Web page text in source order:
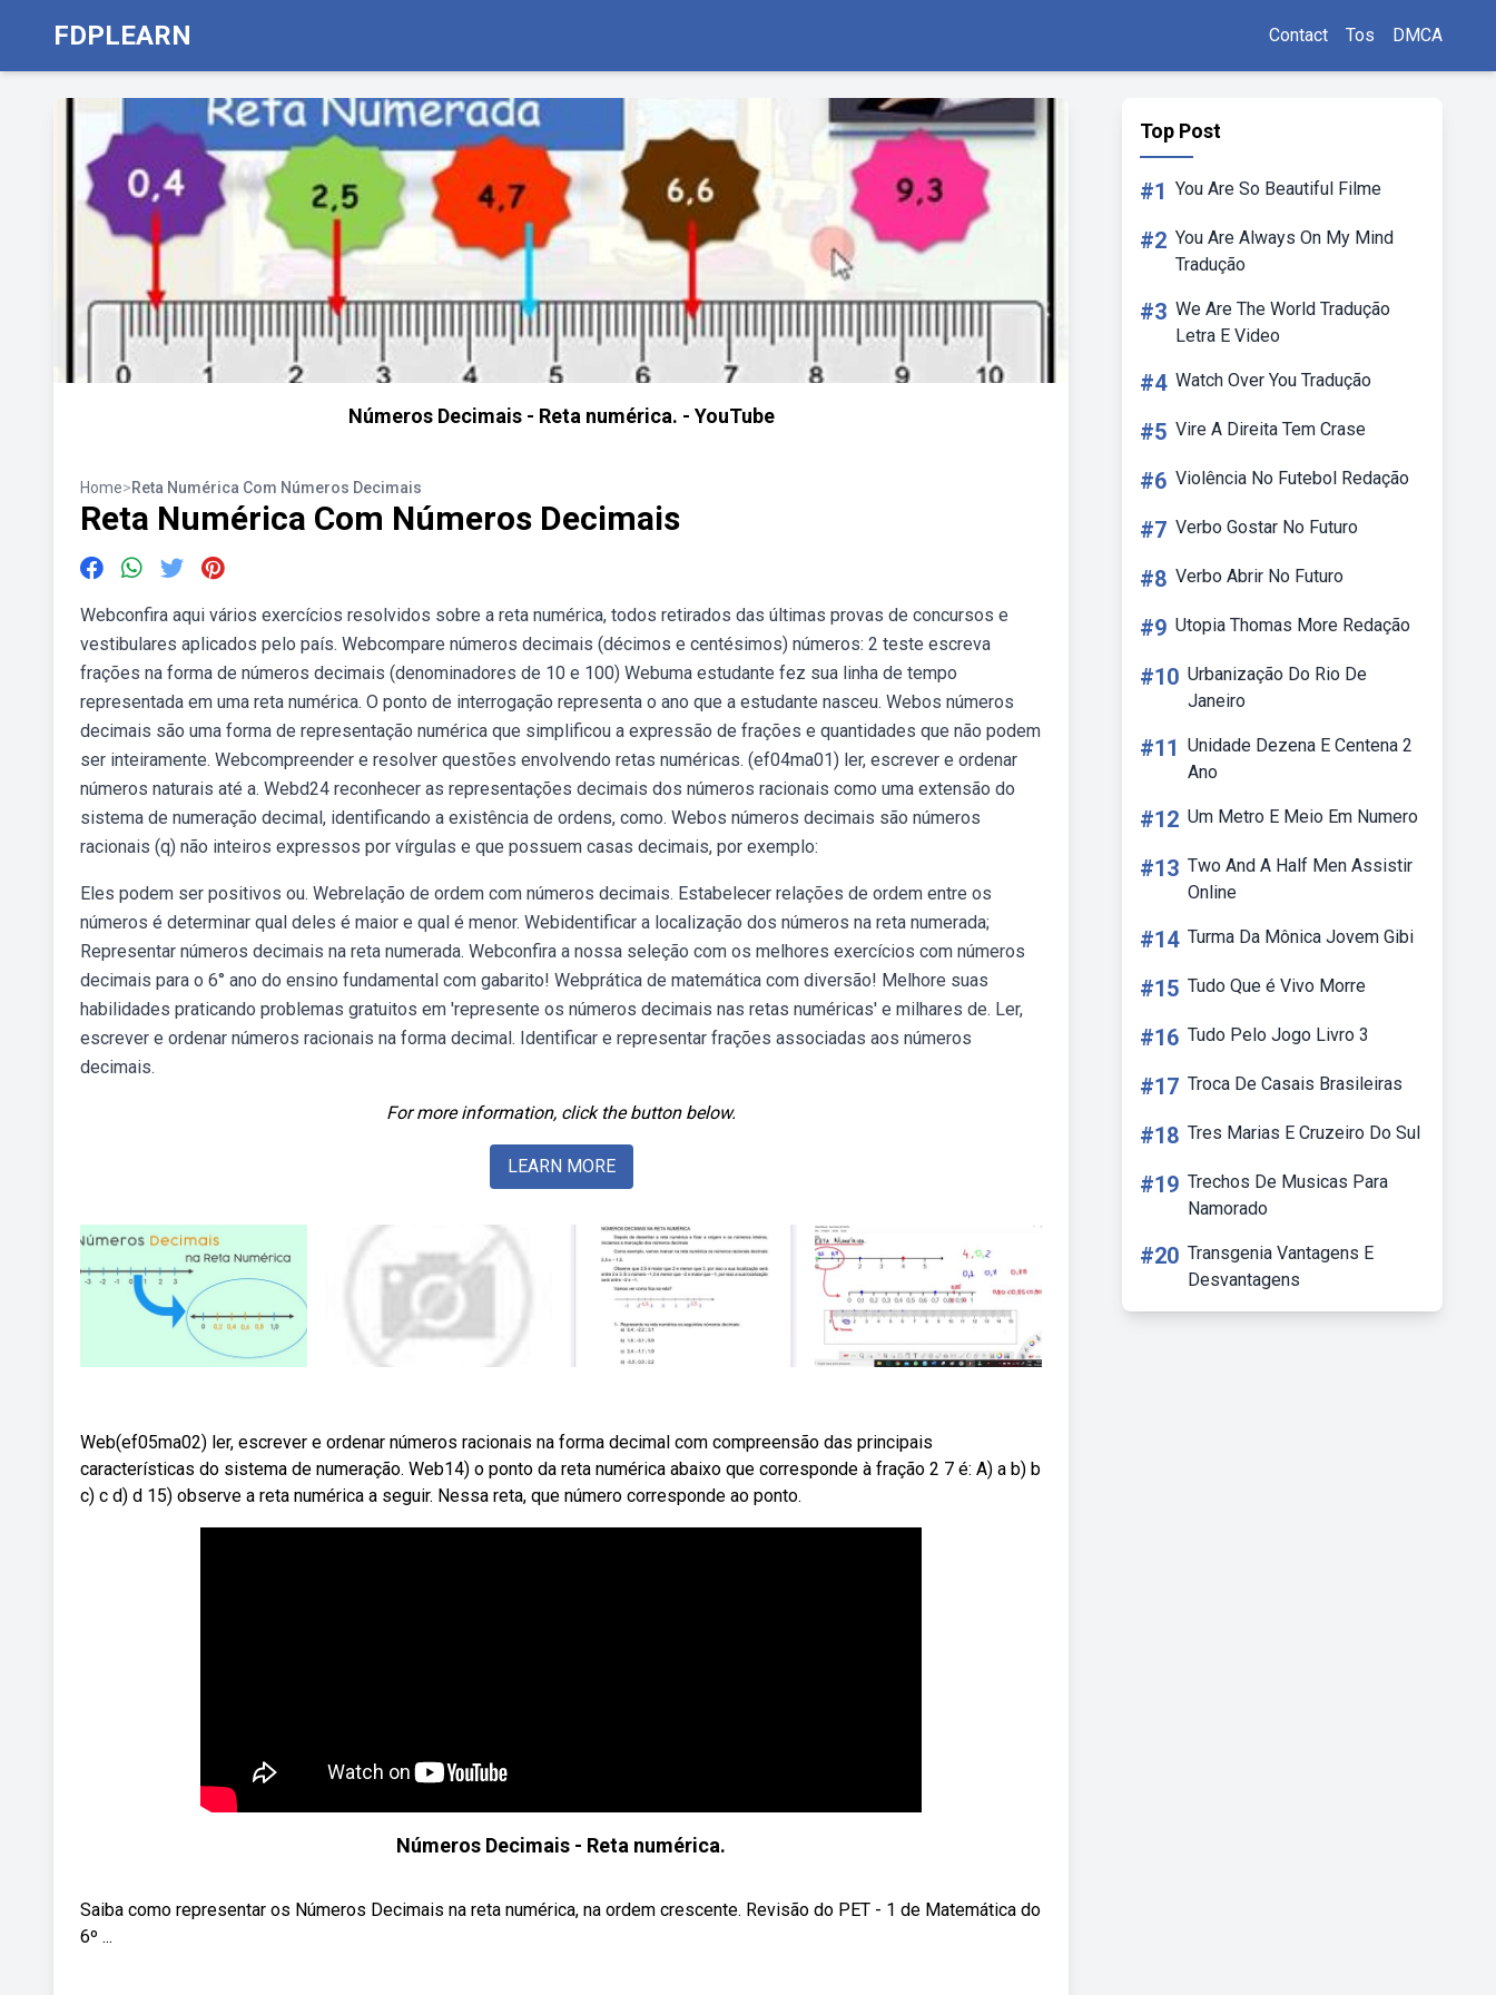
FDPLEARN Contact Tos DMCA
Números Decimais - Reta numérica. - YouTube
Home>Reta Numérica Com Números Decimais
Reta Numérica Com Números Decimais
Webconfira aqui vários exercícios resolvidos sobre a reta numérica, todos retirados das últimas provas de concursos e
vestibulares aplicados pelo país. Webcompare números decimais (décimos e centésimos) números: 2 teste escreva
frações na forma de números decimais (denominadores de 10 e 100) Webuma estudante fez sua linha de tempo
representada em uma reta numérica. O ponto de interrogação representa o ano que a estudante nasceu. Webos números
decimais são uma forma de representação numérica que simplificou a expressão de frações e quantidades que não podem
ser inteiramente. Webcompreender e resolver questões envolvendo retas numéricas. (ef04ma01) ler, escrever e ordenar
números naturais até a. Webd24 reconhecer as representações decimais dos números racionais como uma extensão do
sistema de numeração decimal, identificando a existência de ordens, como. Webos números decimais são números
racionais (q) não inteiros expressos por vírgulas e que possuem casas decimais, por exemplo:
Eles podem ser positivos ou. Webrelação de ordem com números decimais. Estabelecer relações de ordem entre os
números é determinar qual deles é maior e qual é menor. Webidentificar a localização dos números na reta numerada;
Representar números decimais na reta numerada. Webconfira a nossa seleção com os melhores exercícios com números
decimais para o 6° ano do ensino fundamental com gabarito! Webprática de matemática com diversão! Melhore suas
habilidades praticando problemas gratuitos em 'represente os números decimais nas retas numéricas' e milhares de. Ler,
escrever e ordenar números racionais na forma decimal. Identificar e representar frações associadas aos números
decimais.
For more information, click the button below.
LEARN MORE
Web(ef05ma02) ler, escrever e ordenar números racionais na forma decimal com compreensão das principais
características do sistema de numeração. Web14) o ponto da reta numérica abaixo que corresponde à fração 2 7 é: A) a b) b
c) c d) d 15) observe a reta numérica a seguir. Nessa reta, que número corresponde ao ponto.
Números Decimais - Reta numérica.
Saiba como representar os Números Decimais na reta numérica, na ordem crescente. Revisão do PET - 1 de Matemática do
6º ...
Top Post
#1 You Are So Beautiful Filme
#2 You Are Always On My Mind
Tradução
#3 We Are The World Tradução
Letra E Video
#4 Watch Over You Tradução
#5 Vire A Direita Tem Crase
#6 Violência No Futebol Redação
#7 Verbo Gostar No Futuro
#8 Verbo Abrir No Futuro
#9 Utopia Thomas More Redação
#10 Urbanização Do Rio De
Janeiro
#11 Unidade Dezena E Centena 2
Ano
#12 Um Metro E Meio Em Numero
#13 Two And A Half Men Assistir
Online
#14 Turma Da Mônica Jovem Gibi
#15 Tudo Que é Vivo Morre
#16 Tudo Pelo Jogo Livro 3
#17 Troca De Casais Brasileiras
#18 Tres Marias E Cruzeiro Do Sul
#19 Trechos De Musicas Para
Namorado
#20 Transgenia Vantagens E
Desvantagens